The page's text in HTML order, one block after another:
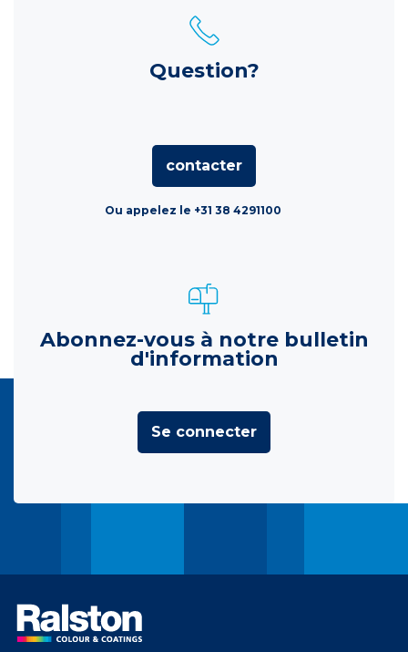
Question?
contacter
Ou appelez le +31 38 4291100
Abonnez-vous à notre bulletin
d'information
Se connecter